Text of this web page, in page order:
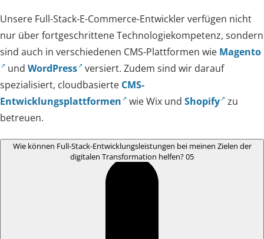
Unsere Full-Stack-E-Commerce-Entwickler verfügen nicht
nur über fortgeschrittene Technologiekompetenz, sondern
sind auch in verschiedenen CMS-Plattformen wie Magento
undWordPress versiert. Zudem sind wir darauf
spezialisiert, cloudbasierte CMS-
Entwicklungsplattformen
wie Wix undShopify zu
betreuen.
Wie können Full-Stack-Entwicklungsleistungen bei meinen Zielen der
digitalen Transformation helfen?05